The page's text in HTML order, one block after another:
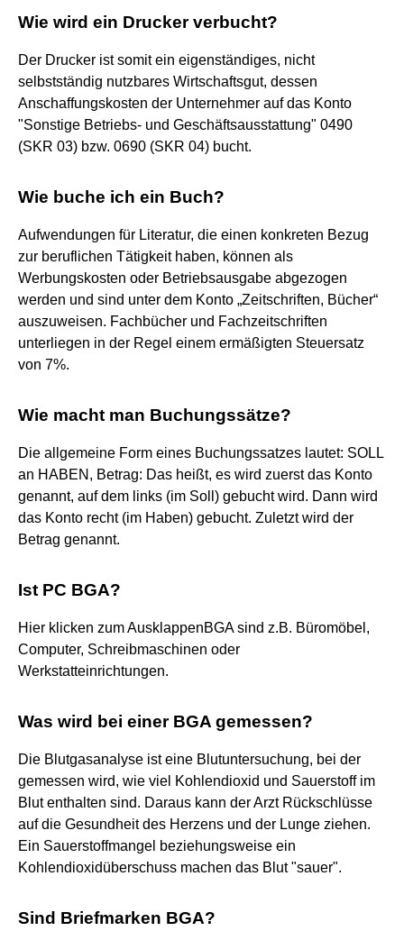
Wie wird ein Drucker verbucht?
Der Drucker ist somit ein eigenständiges, nicht
selbstständig nutzbares Wirtschaftsgut, dessen
Anschaffungskosten der Unternehmer auf das Konto
"Sonstige Betriebs- und Geschäftsausstattung" 0490
(SKR 03) bzw. 0690 (SKR 04) bucht.
Wie buche ich ein Buch?
Aufwendungen für Literatur, die einen konkreten Bezug
zur beruflichen Tätigkeit haben, können als
Werbungskosten oder Betriebsausgabe abgezogen
werden und sind unter dem Konto „Zeitschriften, Bücher“
auszuweisen. Fachbücher und Fachzeitschriften
unterliegen in der Regel einem ermäßigten Steuersatz
von 7%.
Wie macht man Buchungssätze?
Die allgemeine Form eines Buchungssatzes lautet: SOLL
an HABEN, Betrag: Das heißt, es wird zuerst das Konto
genannt, auf dem links (im Soll) gebucht wird. Dann wird
das Konto recht (im Haben) gebucht. Zuletzt wird der
Betrag genannt.
Ist PC BGA?
Hier klicken zum AusklappenBGA sind z.B. Büromöbel,
Computer, Schreibmaschinen oder
Werkstatteinrichtungen.
Was wird bei einer BGA gemessen?
Die Blutgasanalyse ist eine Blutuntersuchung, bei der
gemessen wird, wie viel Kohlendioxid und Sauerstoff im
Blut enthalten sind. Daraus kann der Arzt Rückschlüsse
auf die Gesundheit des Herzens und der Lunge ziehen.
Ein Sauerstoffmangel beziehungsweise ein
Kohlendioxidüberschuss machen das Blut "sauer".
Sind Briefmarken BGA?